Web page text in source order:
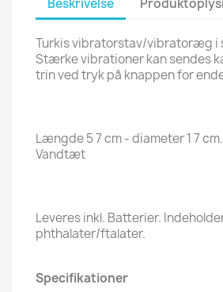
Turkis vibratorstav/vibratoræg i
Stærke vibrationer kan sendes
trin ved tryk på knappen for
Længde 5 7 cm - diameter 1 7
Vandtæt
Leveres inkl. Batterier.
phthalater/ftalater.
Specifikationer